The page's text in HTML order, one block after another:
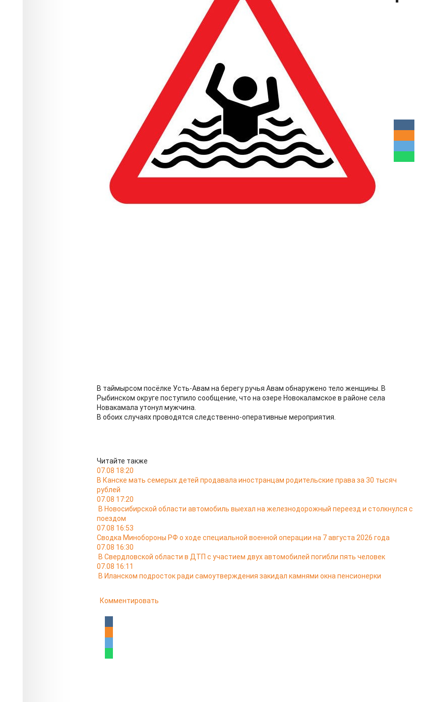
276
В таймырсом посёлке Усть-Авам на берегу ручья Авам обнаружено тело женщины. В
Рыбинском округе поступило сообщение, что на озере Новокаламское в районе села
Новакамала утонул мужчина.
В обоих случаях проводятся следственно-оперативные мероприятия.
Читайте также
07.08 18:20
В Канске мать семерых детей продавала иностранцам родительские права за 30 тысяч
рублей
07.08 17:20
В Новосибирской области автомобиль выехал на железнодорожный переезд и столкнулся с
поездом
07.08 16:53
Сводка Минобороны РФ о ходе специальной военной операции на 7 августа 2026 года
07.08 16:30
В Свердловской области в ДТП с участием двух автомобилей погибли пять человек
07.08 16:11
В Иланском подросток ради самоутверждения закидал камнями окна пенсионерки
Комментировать